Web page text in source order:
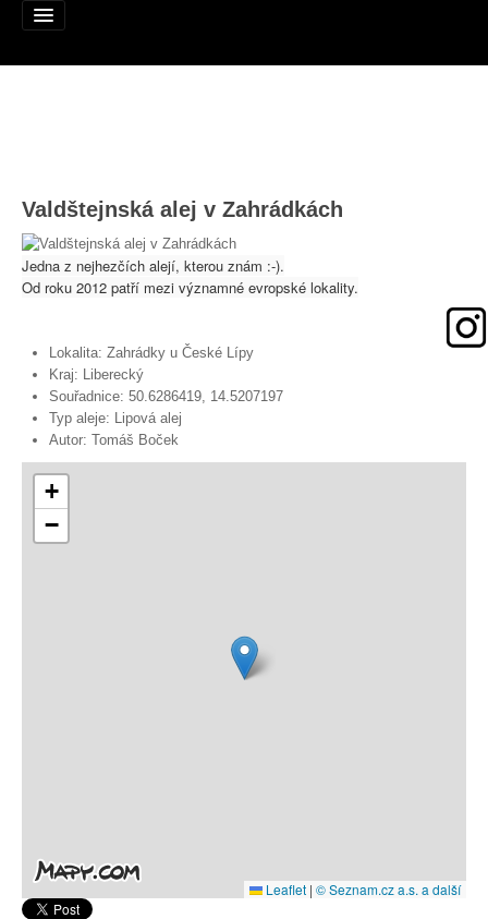
Nominujte alej
Nominované aleje
Podpořte
Výhry
Naši patroni
Mapa alejí
Spolupráce
Valdštejnská alej v Zahrádkách
Jedna z nejhezčích alejí, kterou znám :-).
Od roku 2012 patří mezi významné evropské lokality.
Lokalita: Zahrádky u České Lípy
Kraj: Liberecký
Souřadnice: 50.6286419, 14.5207197
Typ aleje: Lipová alej
Autor: Tomáš Boček
+
−
Leaflet | © Seznam.cz a.s. a další